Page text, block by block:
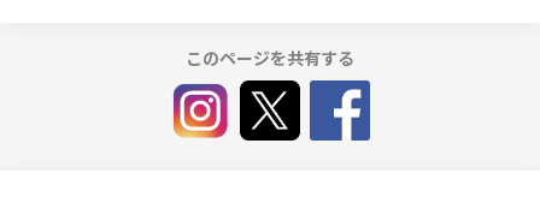
このページを共有する